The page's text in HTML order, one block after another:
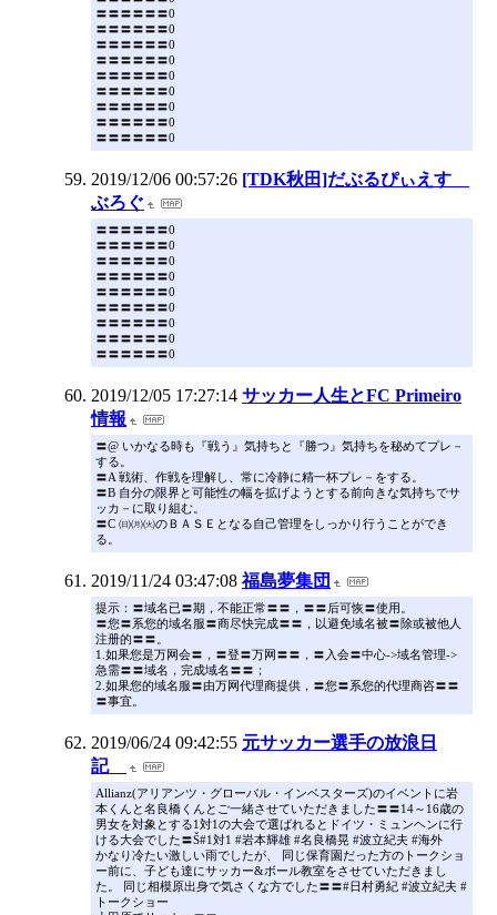
〓〓〓〓〓〓0
〓〓〓〓〓〓0
〓〓〓〓〓〓0
〓〓〓〓〓〓0
〓〓〓〓〓〓0
〓〓〓〓〓〓0
〓〓〓〓〓〓0
〓〓〓〓〓〓0
〓〓〓〓〓〓0
2019/12/06 00:57:26 [TDK秋田]だぶるぴぃえす
ぶろぐ
〓〓〓〓〓〓0
〓〓〓〓〓〓0
〓〓〓〓〓〓0
〓〓〓〓〓〓0
〓〓〓〓〓〓0
〓〓〓〓〓〓0
〓〓〓〓〓〓0
〓〓〓〓〓〓0
〓〓〓〓〓〓0
2019/12/05 17:27:14 サッカー人生とFC Primeiro
情報
〓@ いかなる時も『戦う』気持ちと『勝つ』気持ちを秘めてプレ－
する。
〓A 戦術、作戦を理解し、常に冷静に精一杯プレ－をする。
〓B 自分の限界と可能性の幅を拡げようとする前向きな気持ちでサ
ッカ－に取り組む。
〓C ㈰㈪㈫のＢＡＳＥとなる自己管理をしっかり行うことができ
る。
2019/11/24 03:47:08 福島夢集団
提示：〓域名已〓期，不能正常〓〓，〓〓后可恢〓使用。
〓您〓系您的域名服〓商尽快完成〓〓，以避免域名被〓除或被他人
注册的〓〓。
1.如果您是万网会〓，〓登〓万网〓〓，〓入会〓中心->域名管理->
急需〓〓域名，完成域名〓〓；
2.如果您的域名服〓由万网代理商提供，〓您〓系您的代理商咨〓〓
〓事宜。
2019/06/24 09:42:55 元サッカー選手の放浪日
記
Allianz(アリアンツ・グローバル・インベスターズ)のイベントに岩
本くんと名良橋くんとご一緒させていただきました〓〓14～16歳の
男女を対象とする1対1の大会で選ばれるとドイツ・ミュンヘンに行
ける大会でした〓Š#1対1 #岩本輝雄 #名良橋晃 #波立紀夫 #海外
かなり冷たい激しい雨でしたが、 同じ保育園だった方のトークショ
ー前に、子ども達にサッカー&ボール教室をさせていただきまし
た。 同じ相模原出身で気さくな方でした〓〓#日村勇紀 #波立紀夫 #
トークショー